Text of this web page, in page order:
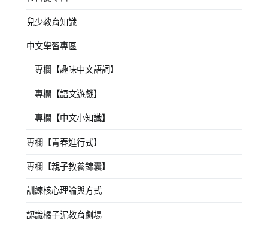
兒少教育知識
中文學習專區
專欄【趣味中文語詞】
專欄【語文遊戲】
專欄【中文小知識】
專欄【青春進行式】
專欄【親子教養錦囊】
訓練核心理論與方式
認識橘子泥教育劇場